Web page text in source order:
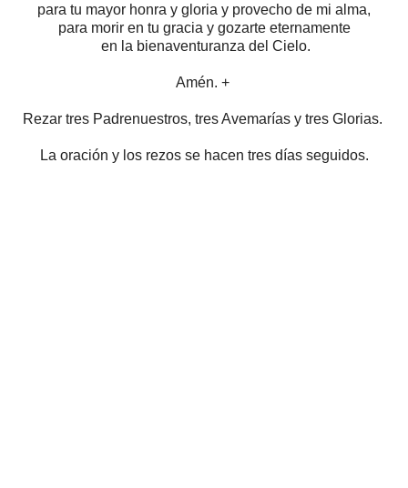
para tu mayor honra y gloria y provecho de mi alma,
para morir en tu gracia y gozarte eternamente
en la bienaventuranza del Cielo.
Amén. +
Rezar tres Padrenuestros, tres Avemarías y tres Glorias.
La oración y los rezos se hacen tres días seguidos.